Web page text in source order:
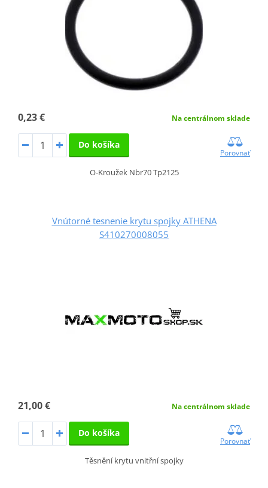
0,23 € Na centrálnom sklade
Do košíka
Porovnať
O-Kroužek Nbr70 Tp2125
Vnútorné tesnenie krytu spojky ATHENA
S410270008055
21,00 € Na centrálnom sklade
Do košíka
Porovnať
Těsnění krytu vnitřní spojky